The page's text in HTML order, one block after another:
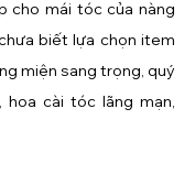
cho mái tóc của nàng
biết lựa chọn item
miện sang trọng, quý
hoa cài tóc lãng mạn,